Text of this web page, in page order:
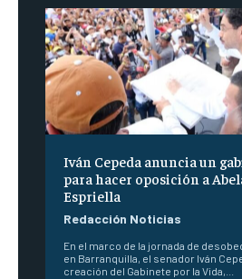
Iván Cepeda anuncia un
para hacer oposición a
Espriella
Redacción Noticias
En el marco de la jornada de
en Barranquilla, el senador Iván
creación del Gabinete por la Vida,...